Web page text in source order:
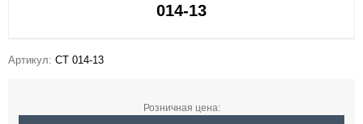
014-13
Артикул: СТ 014-13
Розничная цена: